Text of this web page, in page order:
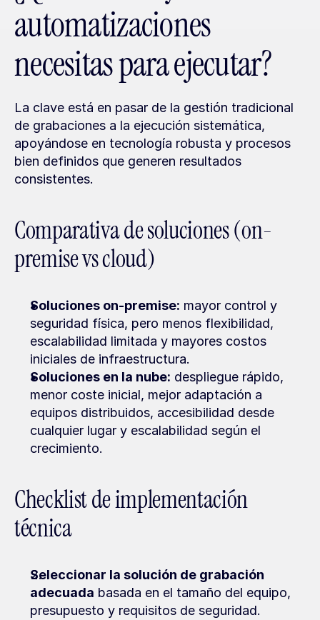
automatizaciones
necesitas para ejecutar?
La clave está en pasar de la gestión tradicional
de grabaciones a la ejecución sistemática,
apoyándose en tecnología robusta y procesos
bien definidos que generen resultados
consistentes.
Comparativa de soluciones (on-
premise vs cloud)
Soluciones on-premise: mayor control y
seguridad física, pero menos flexibilidad,
escalabilidad limitada y mayores costos
iniciales de infraestructura.
Soluciones en la nube: despliegue rápido,
menor coste inicial, mejor adaptación a
equipos distribuidos, accesibilidad desde
cualquier lugar y escalabilidad según el
crecimiento.
Checklist de implementación
técnica
Seleccionar la solución de grabación
adecuada basada en el tamaño del equipo,
presupuesto y requisitos de seguridad.